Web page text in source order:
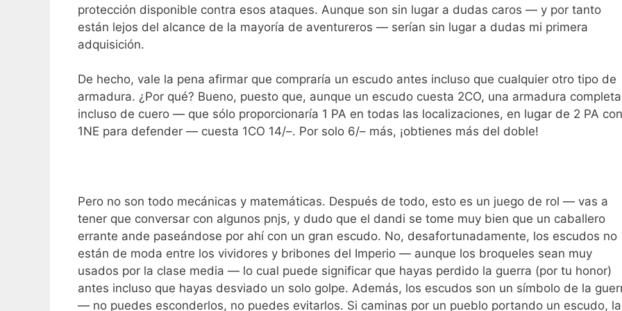
protección disponible contra esos ataques. Aunque son sin lugar a dudas caros — y por tanto
están lejos del alcance de la mayoría de aventureros — serían sin lugar a dudas mi primera
adquisición.
De hecho, vale la pena afirmar que compraría un escudo antes incluso que cualquier otro tipo de
armadura. ¿Por qué? Bueno, puesto que, aunque un escudo cuesta 2CO, una armadura completa
incluso de cuero — que sólo proporcionaría 1 PA en todas las localizaciones, en lugar de 2 PA con
1NE para defender — cuesta 1CO 14/–. Por solo 6/– más, ¡obtienes más del doble!
Pero no son todo mecánicas y matemáticas. Después de todo, esto es un juego de rol — vas a
tener que conversar con algunos pnjs, y dudo que el dandi se tome muy bien que un caballero
errante ande paseándose por ahí con un gran escudo. No, desafortunadamente, los escudos no
están de moda entre los vividores y bribones del Imperio — aunque los broqueles sean muy
usados por la clase media — lo cual puede significar que hayas perdido la guerra (por tu honor)
antes incluso que hayas desviado un solo golpe. Además, los escudos son un símbolo de la
— no puedes esconderlos, no puedes evitarlos. Si caminas por un pueblo portando un escudo, la